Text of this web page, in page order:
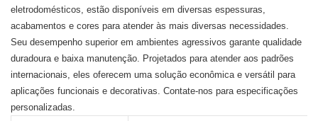
eletrodomésticos, estão disponíveis em diversas espessuras,
acabamentos e cores para atender às mais diversas necessidades.
Seu desempenho superior em ambientes agressivos garante qualidade
duradoura e baixa manutenção. Projetados para atender aos padrões
internacionais, eles oferecem uma solução econômica e versátil para
aplicações funcionais e decorativas. Contate-nos para especificações
personalizadas.